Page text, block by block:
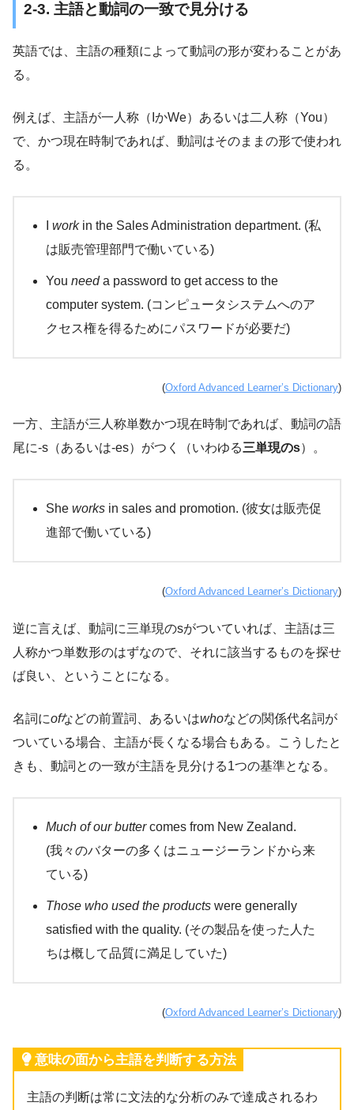
2-3. 主語と動詞の一致で見分ける
英語では、主語の種類によって動詞の形が変わることがあ
る。
例えば、主語が一人称（IかWe）あるいは二人称（You）
で、かつ現在時制であれば、動詞はそのままの形で使われ
る。
workin the Sales Administration department. (私
は販売管理部門で働いている)
You needa password to get access to the
computer system. (コンピュータシステムへのア
クセス権を得るためにパスワードが必要だ)
(Oxford Advanced Learner’s Dictionary)
一方、主語が三人称単数かつ現在時制であれば、動詞の語
尾に-s（あるいは-es）がつく（いわゆる三単現のs）。
She works in sales and promotion. (彼女は販売促
進部で働いている)
(Oxford Advanced Learner’s Dictionary)
逆に言えば、動詞に三単現のsがついていれば、主語は三
人称かつ単数形のはずなので、それに該当するものを探せ
ば良い、ということになる。
名詞にofなどの前置詞、あるいはwhoなどの関係代名詞が
ついている場合、主語が長くなる場合もある。こうしたと
きも、動詞との一致が主語を見分ける1つの基準となる。
Much of our buttercomes from New Zealand.
(我々のバターの多くはニュージーランドから来
ている)
Those who used the products were generally
satisfied with the quality. (その製品を使った人た
ちは概して品質に満足していた)
(Oxford Advanced Learner’s Dictionary)
意味の面から主語を判断する方法
主語の判断は常に文法的な分析のみで達成されるわ